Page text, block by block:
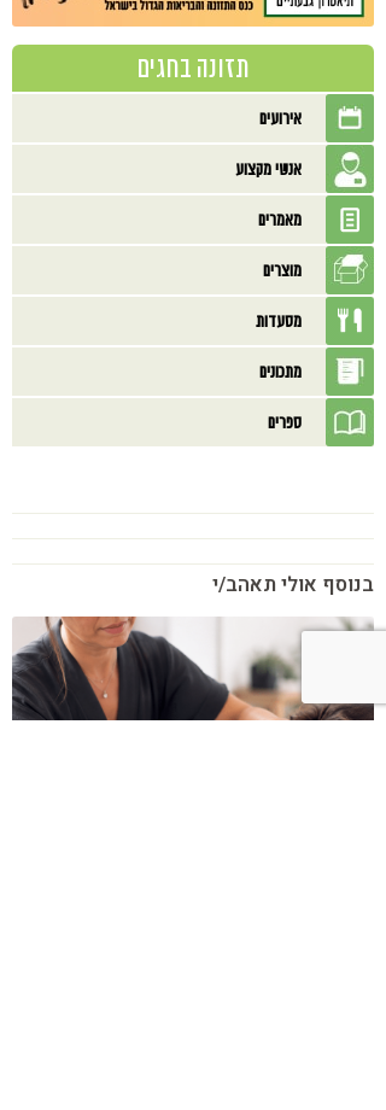
תזונה בחגים
אירועים
אנשי מקצוע
מאמרים
מוצרים
מסעדות
מתכונים
ספרים
בנוסף אולי תאהב/י